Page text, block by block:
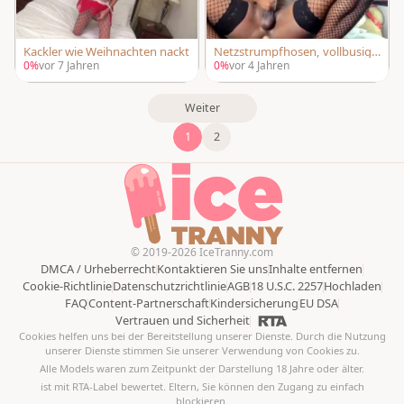
Kackler wie Weihnachten nackt
0%vor 7 Jahren
Netzstrumpfhosen, vollbusige
Ebenholz-Latino-Transgirl mit
Weihnachtsmütze spielt Arsch
und zieht an ihrem Schwanz
0%vor 4 Jahren
1 2
Weiter
© 2019-2026 IceTranny.com
DMCA / UrheberrechtKontaktieren Sie unsInhalte entfernen
Cookie-RichtlinieDatenschutzrichtlinieAGB18 U.S.C. 2257Hochladen
FAQContent-PartnerschaftKindersicherungEU DSA
Vertrauen und Sicherheit
Cookies helfen uns bei der Bereitstellung unserer Dienste. Durch die Nutzung
unserer Dienste stimmen Sie unserer Verwendung von Cookies zu.
Alle Models waren zum Zeitpunkt der Darstellung 18 Jahre oder älter.
ist mit RTA-Label bewertet. Eltern, Sie können den Zugang zu einfach
blockieren.